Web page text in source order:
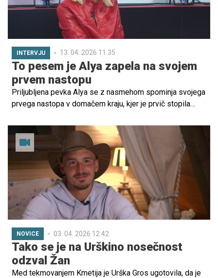
INTERVJU 13. 04. 2026 11.35
To pesem je Alya zapela na svojem
prvem nastopu
Priljubljena pevka Alya se z nasmehom spominja svojega
prvega nastopa v domačem kraju, kjer je prvič stopila
zbrala pogum, samozavestno nastopila in zapela
legendarno pesem, kar je zanjo pomenilo nepozaben
začetek glasbene poti.
NOVICE 03. 04. 2026 12.42
Tako se je na Urškino nosečnost
odzval Žan
Med tekmovanjem Kmetija je Urška Gros ugotovila, da je